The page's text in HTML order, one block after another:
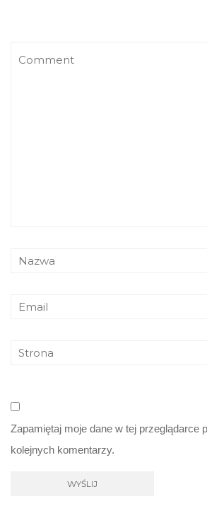
Zapamiętaj moje dane w tej przeglądarce
kolejnych komentarzy.